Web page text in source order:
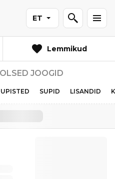
ET
Lemmikud
JOOGID
SUPID LISANDID